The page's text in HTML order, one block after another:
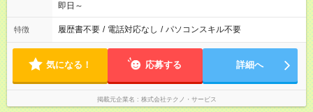
即日～
特徴 履歴書不要 / 電話対応なし / パソコンスキル不要
気になる！ 応募する 詳細へ
掲載元企業名 株式会社テクノ・サービス